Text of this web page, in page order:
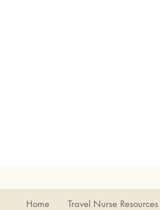
Home Travel Nurse Resources